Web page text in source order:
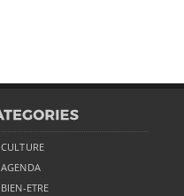
CULTURE
AGENDA
BIEN-ETRE